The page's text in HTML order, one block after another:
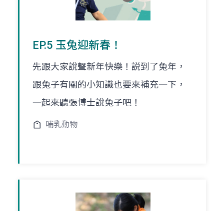
EP.5 玉兔迎新春！
先跟大家說聲新年快樂！説到了兔年，
跟兔子有關的小知識也要來補充一下，
一起來聽張博士說兔子吧！
哺乳動物